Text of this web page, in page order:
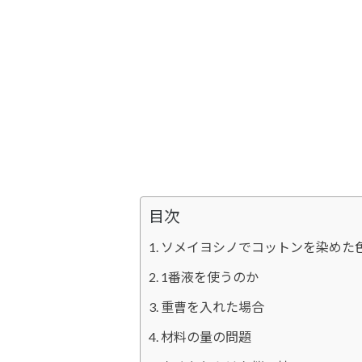
目次
ソメイヨシノでコットンを染めた
1番液を使うのか
重曹を入れた場合
材料の量の問題